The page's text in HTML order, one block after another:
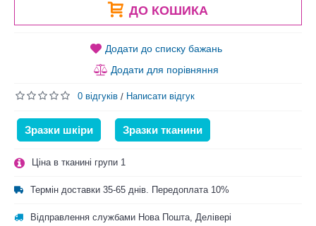
ДО КОШИКА
Додати до списку бажань
Додати для порівняння
0 відгуків / Написати відгук
Зразки шкіри Зразки тканини
Ціна в тканині групи 1
Термін доставки 35-65 днів. Передоплата 10%
Відправлення службами Нова Пошта, Делівері